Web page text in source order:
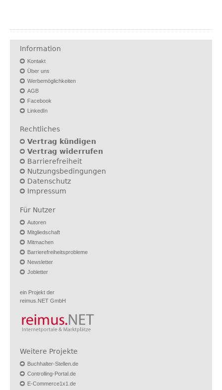
Information
Kontakt
Über uns
Werbemöglichkeiten
AGB
Facebook
LinkedIn
Rechtliches
Vertrag kündigen
Vertrag widerrufen
Barrierefreiheit
Nutzungsbedingungen
Datenschutz
Impressum
Für Nutzer
Autoren
Mitgliedschaft
Mitmachen
Barrierefreiheitsprobleme
Newsletter
Jobletter
ein Projekt der
reimus.NET GmbH
Weitere Projekte
Buchhalter-Stellen.de
Controlling-Portal.de
E-Commerce1x1.de